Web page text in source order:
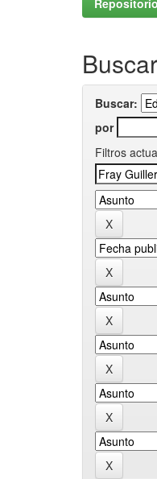
Buscar
Buscar:
por
Filtros